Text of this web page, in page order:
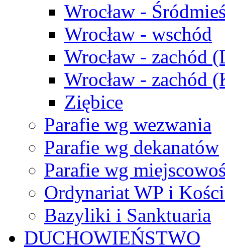
Wrocław -
Wrocław - wschód
Wrocław - zachód
Wrocław - zachód
Ziębice
Parafie wg wezwania
Parafie wg dekanatów
Parafie wg
Ordynariat WP i
Bazyliki i Sanktuaria
DUCHOWIEŃSTWO